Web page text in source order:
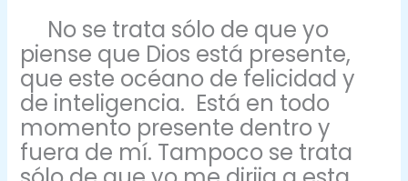
No se trata sólo de que yo
piense que Dios está presente,
que este océano de felicidad y
de inteligencia. Está en todo
momento presente dentro y
fuera de mí. Tampoco se trata